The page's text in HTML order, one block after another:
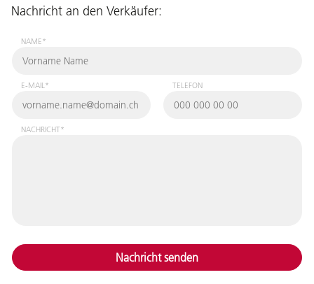
Nachricht an den Verkäufer:
NAME*
E-MAIL* TELEFON
NACHRICHT*
Nachricht senden